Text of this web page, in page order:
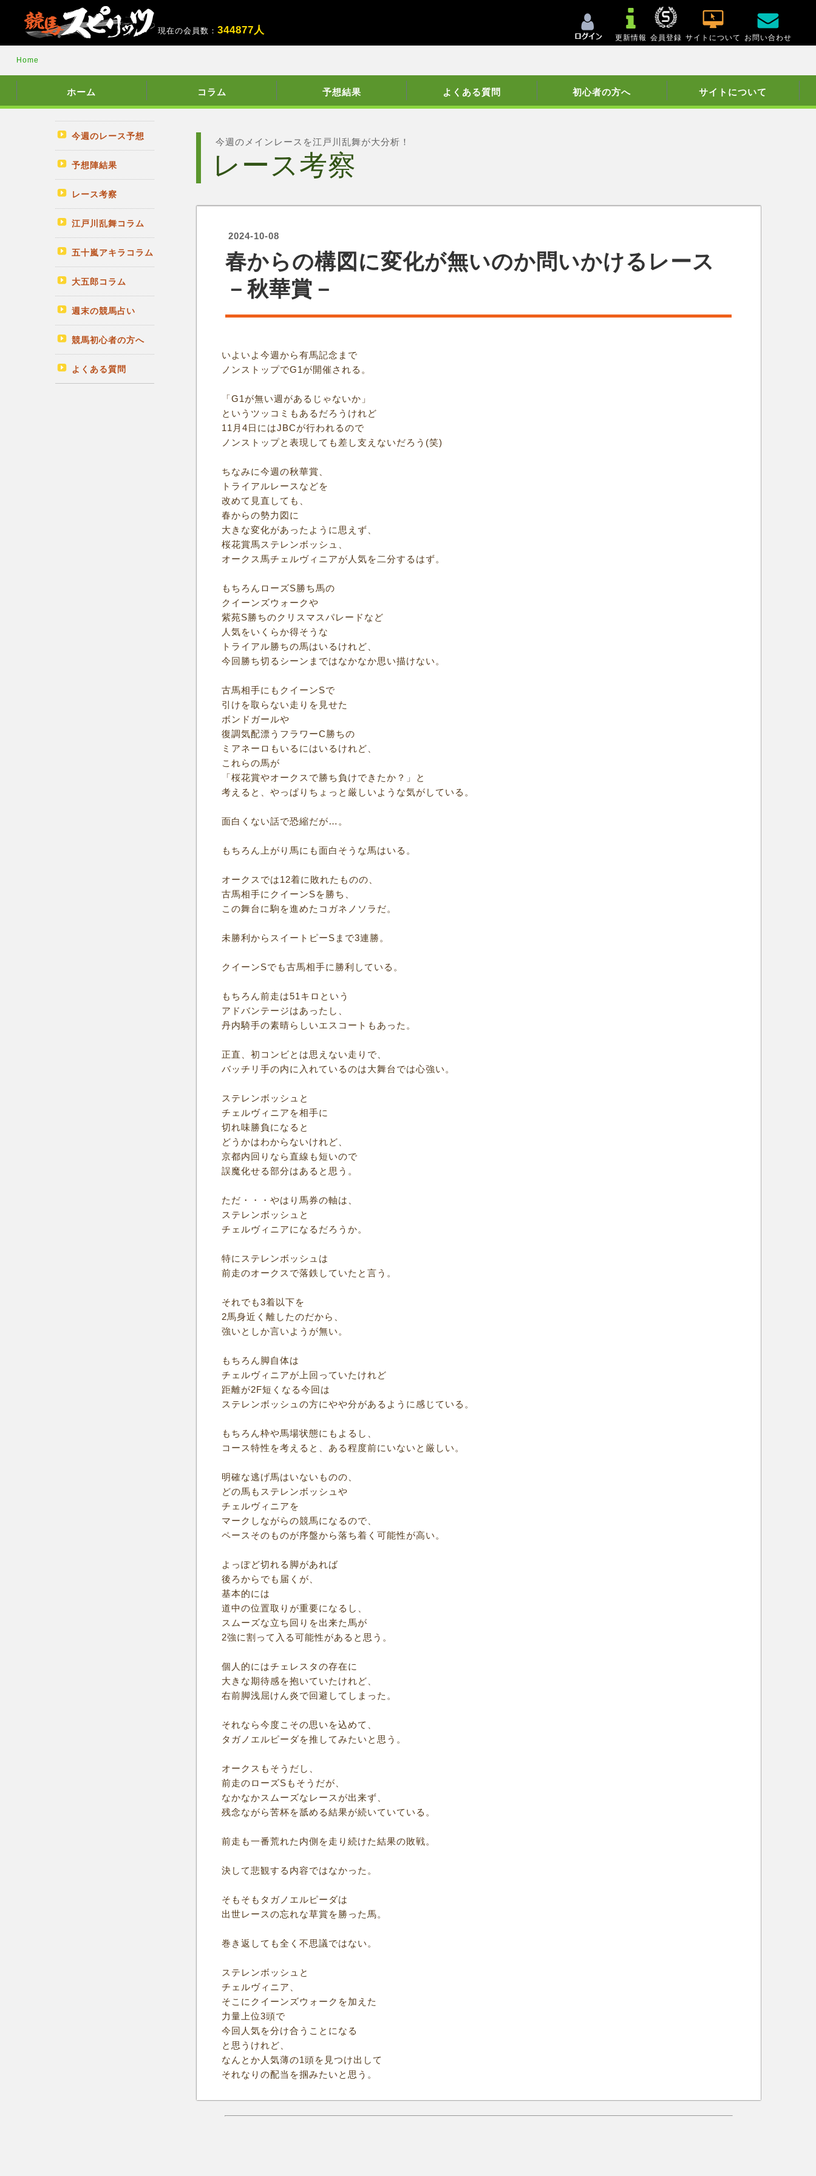
現在の会員数：344877人
更新情報 会員登録 サイトについて お問い合わせ
Home
ホーム コラム 予想結果 よくある質問 初心者の方へ サイトについて
今週のレース予想
予想陣結果
レース考察
江戸川乱舞コラム
五十嵐アキラコラム
大五郎コラム
週末の競馬占い
競馬初心者の方へ
よくある質問
今週のメインレースを江戸川乱舞が大分析！
レース考察
2024-10-08
春からの構図に変化が無いのか問いかけるレース
－秋華賞－
いよいよ今週から有馬記念まで
ノンストップでG1が開催される。
「G1が無い週があるじゃないか」
というツッコミもあるだろうけれど
11月4日にはJBCが行われるので
ノンストップと表現しても差し支えないだろう(笑)
ちなみに今週の秋華賞、
トライアルレースなどを
改めて見直しても、
春からの勢力図に
大きな変化があったように思えず、
桜花賞馬ステレンボッシュ、
オークス馬チェルヴィニアが人気を二分するはず。
もちろんローズS勝ち馬の
クイーンズウォークや
紫苑S勝ちのクリスマスパレードなど
人気をいくらか得そうな
トライアル勝ちの馬はいるけれど、
今回勝ち切るシーンまではなかなか思い描けない。
古馬相手にもクイーンSで
引けを取らない走りを見せた
ボンドガールや
復調気配漂うフラワーC勝ちの
ミアネーロもいるにはいるけれど、
これらの馬が
「桜花賞やオークスで勝ち負けできたか？」と
考えると、やっぱりちょっと厳しいような気がしている。
面白くない話で恐縮だが…。
もちろん上がり馬にも面白そうな馬はいる。
オークスでは12着に敗れたものの、
古馬相手にクイーンSを勝ち、
この舞台に駒を進めたコガネノソラだ。
未勝利からスイートピーSまで3連勝。
クイーンSでも古馬相手に勝利している。
もちろん前走は51キロという
アドバンテージはあったし、
丹内騎手の素晴らしいエスコートもあった。
正直、初コンビとは思えない走りで、
バッチリ手の内に入れているのは大舞台では心強い。
ステレンボッシュと
チェルヴィニアを相手に
切れ味勝負になると
どうかはわからないけれど、
京都内回りなら直線も短いので
誤魔化せる部分はあると思う。
ただ・・・やはり馬券の軸は、
ステレンボッシュと
チェルヴィニアになるだろうか。
特にステレンボッシュは
前走のオークスで落鉄していたと言う。
それでも3着以下を
2馬身近く離したのだから、
強いとしか言いようが無い。
もちろん脚自体は
チェルヴィニアが上回っていたけれど
距離が2F短くなる今回は
ステレンボッシュの方にやや分があるように感じている。
もちろん枠や馬場状態にもよるし、
コース特性を考えると、ある程度前にいないと厳しい。
明確な逃げ馬はいないものの、
どの馬もステレンボッシュや
チェルヴィニアを
マークしながらの競馬になるので、
ペースそのものが序盤から落ち着く可能性が高い。
よっぽど切れる脚があれば
後ろからでも届くが、
基本的には
道中の位置取りが重要になるし、
スムーズな立ち回りを出来た馬が
2強に割って入る可能性があると思う。
個人的にはチェレスタの存在に
大きな期待感を抱いていたけれど、
右前脚浅屈けん炎で回避してしまった。
それなら今度こその思いを込めて、
タガノエルピーダを推してみたいと思う。
オークスもそうだし、
前走のローズSもそうだが、
なかなかスムーズなレースが出来ず、
残念ながら苦杯を舐める結果が続いていている。
前走も一番荒れた内側を走り続けた結果の敗戦。
決して悲観する内容ではなかった。
そもそもタガノエルピーダは
出世レースの忘れな草賞を勝った馬。
巻き返しても全く不思議ではない。
ステレンボッシュと
チェルヴィニア、
そこにクイーンズウォークを加えた
力量上位3頭で
今回人気を分け合うことになる
と思うけれど、
なんとか人気薄の1頭を見つけ出して
それなりの配当を掴みたいと思う。